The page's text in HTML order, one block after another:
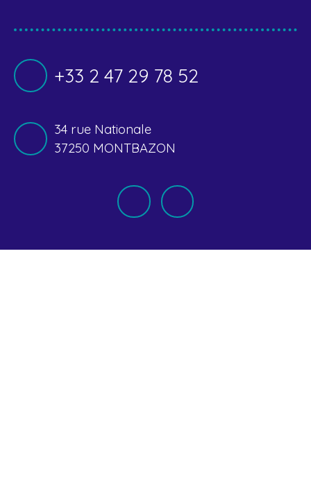
+33 2 47 29 78 52
34 rue Nationale
37250 MONTBAZON